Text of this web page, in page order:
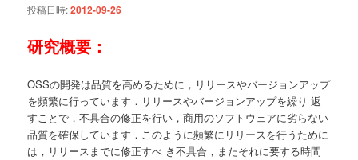
投稿日時:2012-09-26
研究概要：
OSSの開発は品質を高めるために，リリースやバージョンアップ
を頻繁に行っています．リリースやバージョンアップを繰り 返
すことで，不具合の修正を行い，商用のソフトウェアに劣らない
品質を確保しています．このように頻繁にリリースを行うために
は，リリースまでに修正すべ き不具合，またそれに要する時間